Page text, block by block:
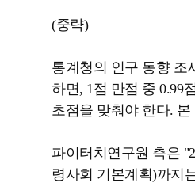
(중략)
통계청의 인구 동향 조
하면, 1점 만점 중 0.99
초점을 맞춰야 한다.
파이터치연구원 측은
령사회 기본계획)까지